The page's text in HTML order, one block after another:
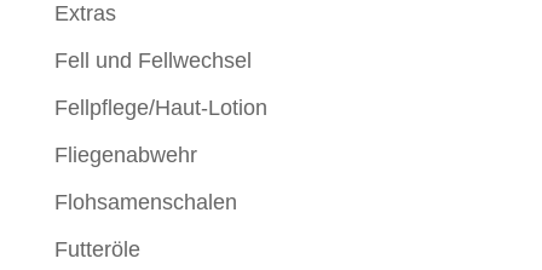
Extras
Fell und Fellwechsel
Fellpflege/Haut-Lotion
Fliegenabwehr
Flohsamenschalen
Futteröle